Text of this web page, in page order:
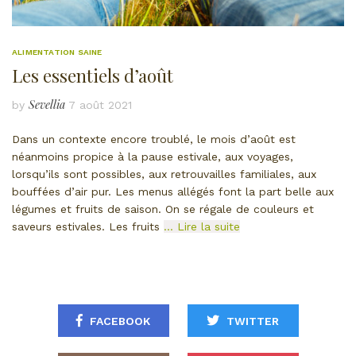
ALIMENTATION SAINE
Les essentiels d’août
by Sevellia 7 août 2021
Dans un contexte encore troublé, le mois d’août est
néanmoins propice à la pause estivale, aux voyages,
lorsqu’ils sont possibles, aux retrouvailles familiales, aux
bouffées d’air pur. Les menus allégés font la part belle aux
légumes et fruits de saison. On se régale de couleurs et
saveurs estivales. Les fruits … Lire la suite
FACEBOOK TWITTER